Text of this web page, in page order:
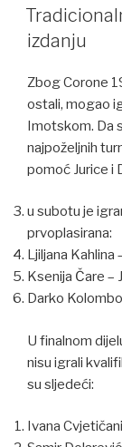
ON
izdanju
Zbog Corone
ostali, mogao
Imotskom. Da
najpoželjnih
pomoć Jurice i
u subotu je
prvoplasirana:
Ljiljana Kahlina
Ksenija Čare
Darko
U finalnom
nisu igrali
su sljedeći:
Ivana